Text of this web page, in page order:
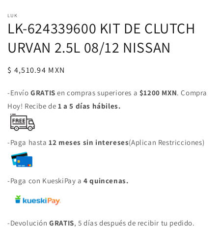
multimedia
1
en
ventana
modal
LUK
LK-624339600 KIT DE CLUTCH
URVAN 2.5L 08/12 NISSAN
Precio
$ 4,510.94 MXN
-EnvíoGRATIS en compras superiores a $1200 MXN. Compra
Hoy! Recibe de 1 a 5 días hábiles.
-Paga hasta12 meses sin intereses(Aplican Restricciones)
-Paga con KueskiPay a4 quincenas.
-DevoluciónGRATIS, 5 días después de recibir tu pedido.